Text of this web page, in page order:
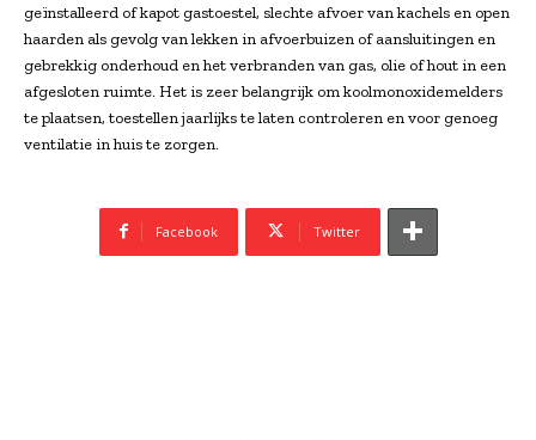
geïnstalleerd of kapot gastoestel, slechte afvoer van kachels en open
haarden als gevolg van lekken in afvoerbuizen of aansluitingen en
gebrekkig onderhoud en het verbranden van gas, olie of hout in een
afgesloten ruimte. Het is zeer belangrijk om koolmonoxidemelders
te plaatsen, toestellen jaarlijks te laten controleren en voor genoeg
ventilatie in huis te zorgen.
Facebook Twitter